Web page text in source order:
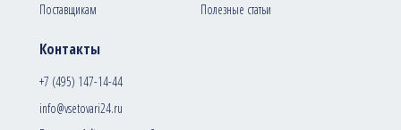
Контакты
+7 (495) 147-14-44
info@vsetovari24.ru
Поставщикам
Полезные статьи